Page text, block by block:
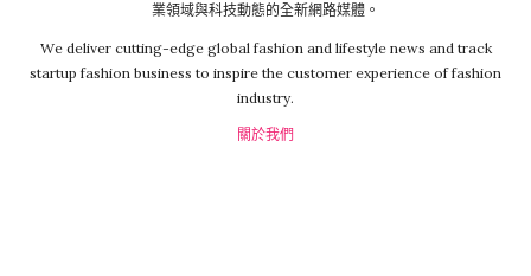
業領域與科技動態的全新網路媒體。
We deliver cutting-edge global fashion and lifestyle news and track
startup fashion business to inspire the customer experience of fashion
industry.
關於我們